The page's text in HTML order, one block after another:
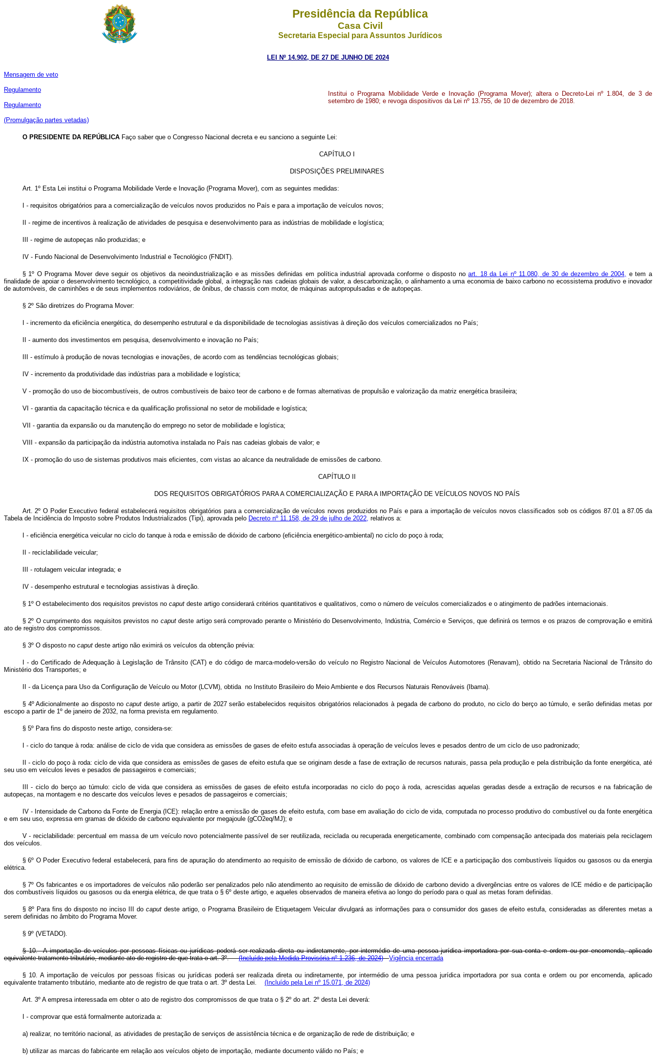
Presidência da República
Casa Civil
Secretaria Especial para Assuntos Jurídicos
LEI Nº 14.902, DE 27 DE JUNHO DE 2024
Mensagem de veto
Regulamento
Regulamento
(Promulgação partes vetadas)
Institui o Programa Mobilidade Verde e Inovação (Programa Mover); altera o Decreto-Lei nº 1.804, de 3 de
setembro de 1980; e revoga dispositivos da Lei nº 13.755, de 10 de dezembro de 2018.
O PRESIDENTE DA REPÚBLICA Faço saber que o Congresso Nacional decreta e eu sanciono a seguinte Lei:
CAPÍTULO I
DISPOSIÇÕES PRELIMINARES
Art. 1º Esta Lei institui o Programa Mobilidade Verde e Inovação (Programa Mover), com as seguintes medidas:
I - requisitos obrigatórios para a comercialização de veículos novos produzidos no País e para a importação de veículos novos;
II - regime de incentivos à realização de atividades de pesquisa e desenvolvimento para as indústrias de mobilidade e logística;
III - regime de autopeças não produzidas; e
IV - Fundo Nacional de Desenvolvimento Industrial e Tecnológico (FNDIT).
§ 1º O Programa Mover deve seguir os objetivos da neoindustrialização e as missões definidas em política industrial aprovada conforme o disposto noart. 18 da Lei nº 11.080, de 30 de dezembro de 2004, e tem a
finalidade de apoiar o desenvolvimento tecnológico, a competitividade global, a integração nas cadeias globais de valor, a descarbonização, o alinhamento a uma economia de baixo carbono no ecossistema produtivo e inovador
de automóveis, de caminhões e de seus implementos rodoviários, de ônibus, de chassis com motor, de máquinas autopropulsadas e de autopeças.
§ 2º São diretrizes do Programa Mover:
I - incremento da eficiência energética, do desempenho estrutural e da disponibilidade de tecnologias assistivas à direção dos veículos comercializados no País;
II - aumento dos investimentos em pesquisa, desenvolvimento e inovação no País;
III - estímulo à produção de novas tecnologias e inovações, de acordo com as tendências tecnológicas globais;
IV - incremento da produtividade das indústrias para a mobilidade e logística;
V - promoção do uso de biocombustíveis, de outros combustíveis de baixo teor de carbono e de formas alternativas de propulsão e valorização da matriz energética brasileira;
VI - garantia da capacitação técnica e da qualificação profissional no setor de mobilidade e logística;
VII - garantia da expansão ou da manutenção do emprego no setor de mobilidade e logística;
VIII - expansão da participação da indústria automotiva instalada no País nas cadeias globais de valor; e
IX - promoção do uso de sistemas produtivos mais eficientes, com vistas ao alcance da neutralidade de emissões de carbono.
CAPÍTULO II
DOS REQUISITOS OBRIGATÓRIOS PARA A COMERCIALIZAÇÃO E PARA A IMPORTAÇÃO DE VEÍCULOS NOVOS NO PAÍS
Art. 2º O Poder Executivo federal estabelecerá requisitos obrigatórios para a comercialização de veículos novos produzidos no País e para a importação de veículos novos classificados sob os códigos 87.01 a 87.05 da
Tabela de Incidência do Imposto sobre Produtos Industrializados (Tipi), aprovada pelo Decreto nº 11.158, de 29 de julho de 2022, relativos a:
I - eficiência energética veicular no ciclo do tanque à roda e emissão de dióxido de carbono (eficiência energético-ambiental) no ciclo do poço à roda;
II - reciclabilidade veicular;
III - rotulagem veicular integrada; e
IV - desempenho estrutural e tecnologias assistivas à direção.
§ 1º O estabelecimento dos requisitos previstos no caputdeste artigo considerará critérios quantitativos e qualitativos, como o número de veículos comercializados e o atingimento de padrões internacionais.
§ 2º O cumprimento dos requisitos previstos no caputdeste artigo será comprovado perante o Ministério do Desenvolvimento, Indústria, Comércio e Serviços, que definirá os termos e os prazos de comprovação e emitirá
ato de registro dos compromissos.
§ 3º O disposto no caputdeste artigo não eximirá os veículos da obtenção prévia:
I - do Certificado de Adequação à Legislação de Trânsito (CAT) e do código de marca-modelo-versão do veículo no Registro Nacional de Veículos Automotores (Renavam), obtido na Secretaria Nacional de Trânsito do
Ministério dos Transportes; e
II - da Licença para Uso da Configuração de Veículo ou Motor (LCVM), obtida no Instituto Brasileiro do Meio Ambiente e dos Recursos Naturais Renováveis (Ibama).
§ 4º Adicionalmente ao disposto nocaput deste artigo, a partir de 2027 serão estabelecidos requisitos obrigatórios relacionados à pegada de carbono do produto, no ciclo do berço ao túmulo, e serão definidas metas por
escopo a partir de 1º de janeiro de 2032, na forma prevista em regulamento.
§ 5º Para fins do disposto neste artigo, considera-se:
I - ciclo do tanque à roda: análise de ciclo de vida que considera as emissões de gases de efeito estufa associadas à operação de veículos leves e pesados dentro de um ciclo de uso padronizado;
II - ciclo do poço à roda: ciclo de vida que considera as emissões de gases de efeito estufa que se originam desde a fase de extração de recursos naturais, passa pela produção e pela distribuição da fonte energética, até
seu uso em veículos leves e pesados de passageiros e comerciais;
III - ciclo do berço ao túmulo: ciclo de vida que considera as emissões de gases de efeito estufa incorporadas no ciclo do poço à roda, acrescidas aquelas geradas desde a extração de recursos e na fabricação de
autopeças, na montagem e no descarte dos veículos leves e pesados de passageiros e comerciais;
IV - Intensidade de Carbono da Fonte de Energia (ICE): relação entre a emissão de gases de efeito estufa, com base em avaliação do ciclo de vida, computada no processo produtivo do combustível ou da fonte energética
e em seu uso, expressa em gramas de dióxido de carbono equivalente por megajoule (gCO2eq/MJ); e
V - reciclabilidade: percentual em massa de um veículo novo potencialmente passível de ser reutilizada, reciclada ou recuperada energeticamente, combinado com compensação antecipada dos materiais pela reciclagem
dos veículos.
§ 6º O Poder Executivo federal estabelecerá, para fins de apuração do atendimento ao requisito de emissão de dióxido de carbono, os valores de ICE e a participação dos combustíveis líquidos ou gasosos ou da energia
elétrica.
§ 7º Os fabricantes e os importadores de veículos não poderão ser penalizados pelo não atendimento ao requisito de emissão de dióxido de carbono devido a divergências entre os valores de ICE médio e de participação
dos combustíveis líquidos ou gasosos ou da energia elétrica, de que trata o § 6º deste artigo, e aqueles observados de maneira efetiva ao longo do período para o qual as metas foram definidas.
§ 8º Para fins do disposto no inciso III do caputdeste artigo, o Programa Brasileiro de Etiquetagem Veicular divulgará as informações para o consumidor dos gases de efeito estufa, consideradas as diferentes metas a
serem definidas no âmbito do Programa Mover.
§ 9º (VETADO).
§ 10. A importação de veículos por pessoas físicas ou jurídicas poderá ser realizada direta ou indiretamente, por intermédio de uma pessoa jurídica importadora por sua conta e ordem ou por encomenda, aplicado
equivalente tratamento tributário, mediante ato de registro de que trata o art. 3º.(Incluído pela Medida Provisória nº 1.236, de 2024) Vigência encerrada
§ 10. A importação de veículos por pessoas físicas ou jurídicas poderá ser realizada direta ou indiretamente, por intermédio de uma pessoa jurídica importadora por sua conta e ordem ou por encomenda, aplicado
equivalente tratamento tributário, mediante ato de registro de que trata o art. 3º desta Lei.
(Incluído pela Lei nº 15.071, de 2024)
Art. 3º A empresa interessada em obter o ato de registro dos compromissos de que trata o § 2º do art. 2º desta Lei deverá:
I - comprovar que está formalmente autorizada a:
a) realizar, no território nacional, as atividades de prestação de serviços de assistência técnica e de organização de rede de distribuição; e
b) utilizar as marcas do fabricante em relação aos veículos objeto de importação, mediante documento válido no País; e